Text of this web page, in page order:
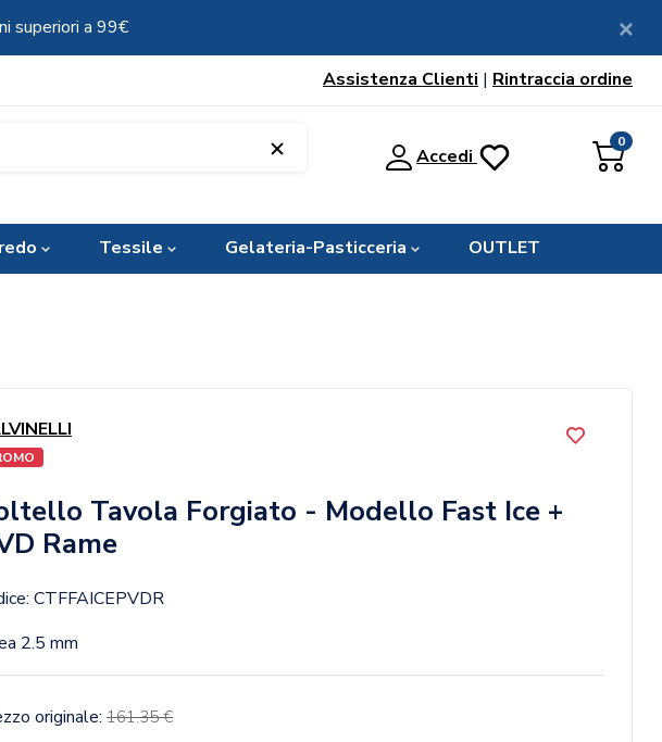
superiori a 99€
Assistenza Clienti | Rintraccia ordine
0
Accedi
Tessile Gelateria-Pasticceria OUTLET
Tavola Forgiato - Modello Fast Ice +
Rame
CTFFAICEPVDR
2.5 mm
originale: 161.35 €